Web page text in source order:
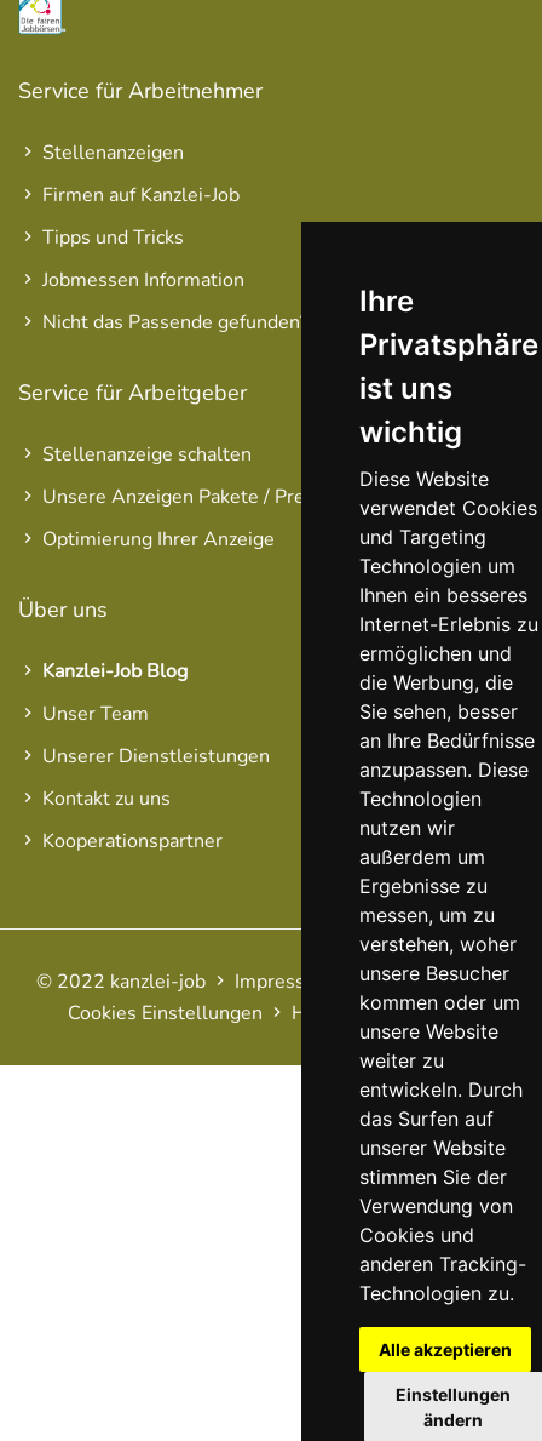
Ihre
Privatsphäre
ist uns
wichtig
Diese Website
verwendet Cookies
und Targeting
Technologien um
Ihnen ein besseres
Internet-Erlebnis zu
ermöglichen und
die Werbung, die
Sie sehen, besser
an Ihre Bedürfnisse
anzupassen. Diese
Technologien
nutzen wir
außerdem um
Ergebnisse zu
messen, um zu
verstehen, woher
unsere Besucher
kommen oder um
unsere Website
weiter zu
entwickeln. Durch
das Surfen auf
unserer Website
stimmen Sie der
Verwendung von
Cookies und
anderen Tracking-
Technologien zu.
Alle akzeptieren
Einstellungen
ändern
Service für Arbeitnehmer
Stellenanzeigen
Firmen auf Kanzlei-Job
Tipps und Tricks
Jobmessen Information
Nicht das Passende gefunden?
Service für Arbeitgeber
Stellenanzeige schalten
Unsere Anzeigen Pakete / Preise
Optimierung Ihrer Anzeige
Über uns
Kanzlei-Job Blog
Unser Team
Unserer Dienstleistungen
Kontakt zu uns
Kooperationspartner
© 2022 kanzlei-job Impressum AGB
Datenschutz
Cookies Einstellungen
Haftungsausschluss FAQ